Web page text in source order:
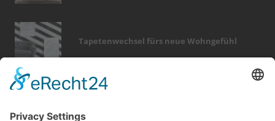
Tapetenwechsel fürs neue Wohngefühl